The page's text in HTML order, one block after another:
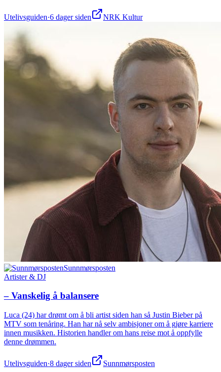
Utelivsguiden·6 dager siden NRK Kultur
Sunnmørsposten
Artister & DJ
– Vanskelig å balansere
Luca (24) har drømt om å bli artist siden han så Justin Bieber på
MTV som tenåring. Han har nå selv ambisjoner om å gjøre karriere
innen musikken. Historien handler om hans reise mot å oppfylle
denne drømmen.
Utelivsguiden·8 dager siden Sunnmørsposten